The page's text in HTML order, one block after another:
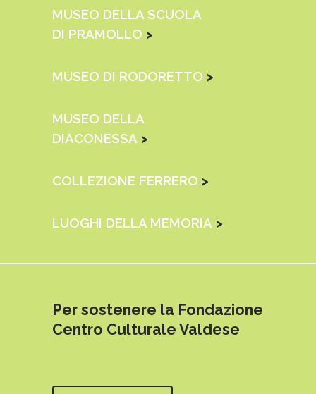
MUSEO DELLA SCUOLA
DI PRAMOLLO >
MUSEO DI RODORETTO >
MUSEO DELLA
DIACONESSA >
COLLEZIONE FERRERO >
LUOGHI DELLA MEMORIA >
Per sostenere la Fondazione
Centro Culturale Valdese